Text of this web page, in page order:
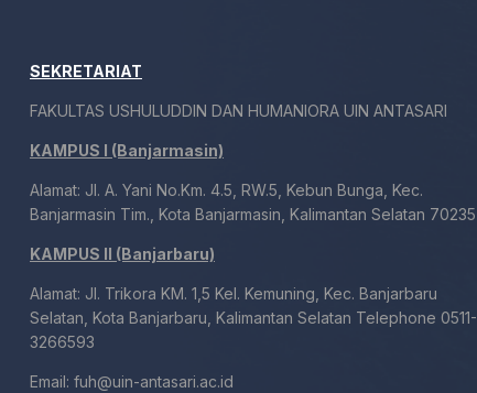
SEKRETARIAT
FAKULTAS USHULUDDIN DAN HUMANIORA UIN ANTASARI
KAMPUS I (Banjarmasin)
Alamat: Jl. A. Yani No.Km. 4.5, RW.5, Kebun Bunga, Kec.
Banjarmasin Tim., Kota Banjarmasin, Kalimantan Selatan 70235
KAMPUS II (Banjarbaru)
Alamat: Jl. Trikora KM. 1,5 Kel. Kemuning, Kec. Banjarbaru
Selatan, Kota Banjarbaru, Kalimantan Selatan Telephone 0511-
3266593
Email: fuh@uin-antasari.ac.id